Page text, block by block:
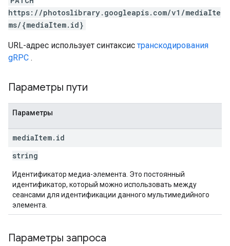
https://photoslibrary.googleapis.com/v1/mediaIte
ms/{mediaItem.id}
URL-адрес использует синтаксис транскодирования
gRPC .
Параметры пути
Параметры
mediaItem. id
string
Идентификатор медиа-элемента. Это постоянный
идентификатор, который можно использовать между
сеансами для идентификации данного мультимедийного
элемента.
Параметры запроса